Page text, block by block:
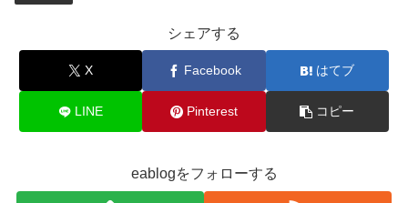
シェアする
X Facebook はてブ
LINE Pinterest コピー
eablogをフォローする